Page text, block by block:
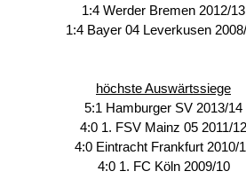
1:4 Werder Bremen 2012/13
1:4 Bayer 04 Leverkusen
höchste Auswärtssiege
5:1 Hamburger SV 2013/14
4:0 1. FSV Mainz 05 2011/12
4:0 Eintracht Frankfurt 2010/
4:0 1. FC Köln 2009/10